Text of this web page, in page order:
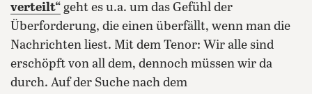
verteilt“ geht es u.a. um das Gefühl der
Überforderung, die einen überfällt, wenn man die
Nachrichten liest. Mit dem Tenor: Wir alle sind
erschöpft von all dem, dennoch müssen wir da
durch. Auf der Suche nach dem